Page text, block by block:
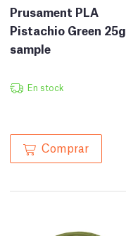
Prusament PLA
Pistachio Green 25g
sample
En stock
Comprar